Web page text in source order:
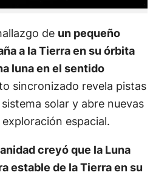
de un pequeño
a la Tierra en su órbita
luna en el sentido
sincronizado revela pistas
solar y abre nuevas
espacial.
creyó que la Luna
estable de la Tierra en su